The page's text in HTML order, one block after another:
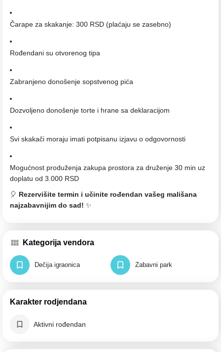
Čarape za skakanje: 300 RSD (plaćaju se zasebno)
Rođendani su otvorenog tipa
Zabranjeno donošenje sopstvenog pića
Dozvoljeno donošenje torte i hrane sa deklaracijom
Svi skakači moraju imati potpisanu izjavu o odgovornosti
Mogućnost produženja zakupa prostora za druženje 30 min uz
doplatu od 3.000 RSD
🎈 Rezervišite termin i učinite rođendan vašeg mališana
najzabavnijim do sad! ✨
Kategorija vendora
Dečija igraonica Zabavni park
Karakter rodjendana
Aktivni rođendan